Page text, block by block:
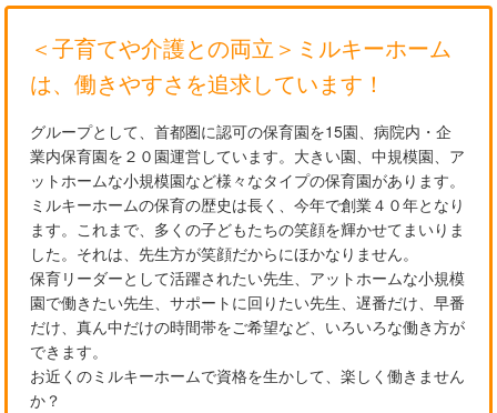
＜子育てや介護との両立＞ミルキーホーム
は、働きやすさを追求しています！
グループとして、首都圏に認可の保育園を15園、病院内・企
業内保育園を２０園運営しています。大きい園、中規模園、ア
ットホームな小規模園など様々なタイプの保育園があります。
ミルキーホームの保育の歴史は長く、今年で創業４０年となり
ます。これまで、多くの子どもたちの笑顔を輝かせてまいりま
した。それは、先生方が笑顔だからにほかなりません。
保育リーダーとして活躍されたい先生、アットホームな小規模
園で働きたい先生、サポートに回りたい先生、遅番だけ、早番
だけ、真ん中だけの時間帯をご希望など、いろいろな働き方が
できます。
お近くのミルキーホームで資格を生かして、楽しく働きません
か？